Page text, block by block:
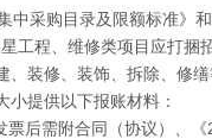
中采购目录及限额标准》
工程、维修类项目应打捆
、装修、装饰、拆除、修
小提供以下报账材料：
后需附合同（协议）、《